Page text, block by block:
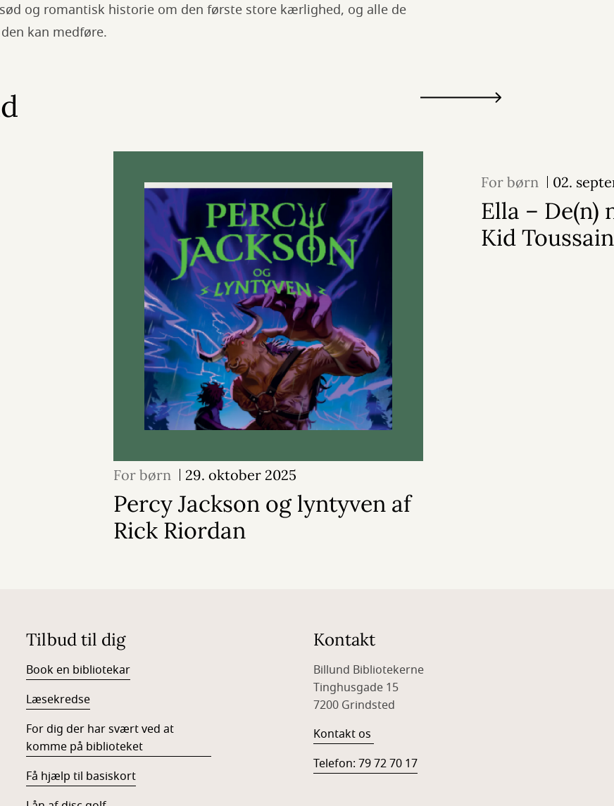
og romantisk historie om den første store kærlighed, og alle de
kan medføre.
For børn 29. oktober 2025
Percy Jackson og lyntyven af
Rick Riordan
For børn 02.
Ella – De(n)
Kid
Tilbud til dig
Book en bibliotekar
Læsekredse
For dig der har svært ved at
komme på biblioteket
Få hjælp til basiskort
Kontakt
Billund Bibliotekerne
Tinghusgade 15
7200 Grindsted
Kontakt os
Telefon: 79 72 70 17